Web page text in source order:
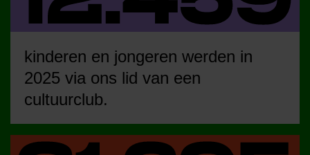
kinderen en jongeren werden in
2025 via ons lid van een
cultuurclub.